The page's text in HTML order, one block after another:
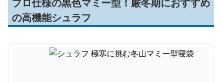
プロ仕様の黒色マミー型！厳冬期におすすめ
の高機能シュラフ